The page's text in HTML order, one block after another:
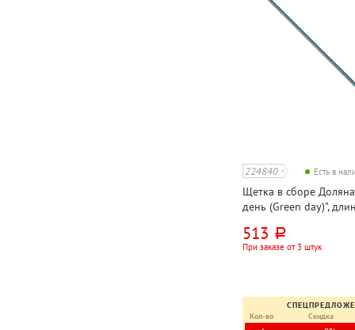
224840 Есть в
Щетка в сборе
день (Green day)",
черенком,
513 руб.
При заказе от 3 штук
Кол-во
Скидка